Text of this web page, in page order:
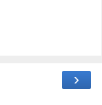
›